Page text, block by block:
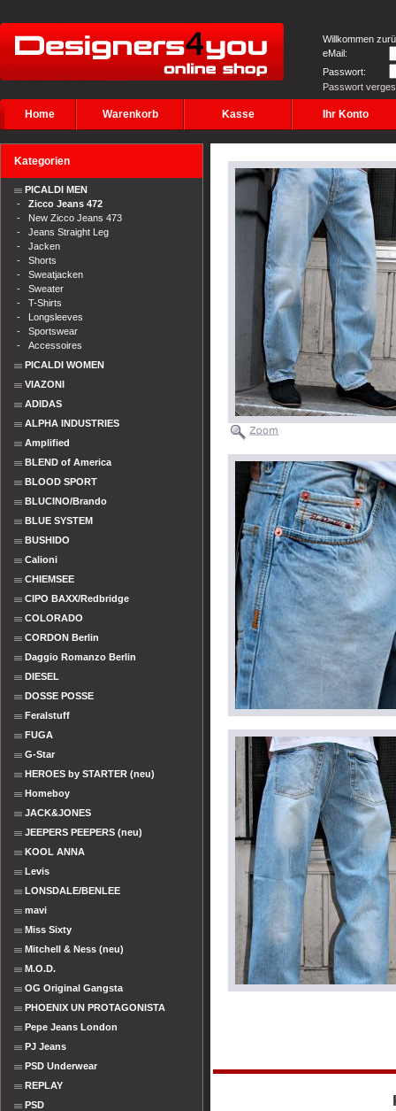
Willkommen
eMail:
Passwort:
Passwort
Home Warenkorb Kasse Ihr Konto
Kategorien
PICALDI MEN
- Zicco Jeans 472
- New Zicco Jeans 473
- Jeans Straight Leg
- Jacken
- Shorts
- Sweatjacken
- Sweater
- T-Shirts
- Longsleeves
- Sportswear
- Accessoires
PICALDI WOMEN
VIAZONI
ADIDAS
ALPHA INDUSTRIES
Amplified
BLEND of America
BLOOD SPORT
BLUCINO/Brando
BLUE SYSTEM
BUSHIDO
Calioni
CHIEMSEE
CIPO BAXX/Redbridge
COLORADO
CORDON Berlin
Daggio Romanzo Berlin
DIESEL
DOSSE POSSE
Feralstuff
FUGA
G-Star
HEROES by STARTER (neu)
Homeboy
JACK&JONES
JEEPERS PEEPERS (neu)
KOOL ANNA
Levis
LONSDALE/BENLEE
mavi
Miss Sixty
Mitchell & Ness (neu)
M.O.D.
OG Original Gangsta
PHOENIX UN PROTAGONISTA
Pepe Jeans London
PJ Jeans
PSD Underwear
REPLAY
PSD